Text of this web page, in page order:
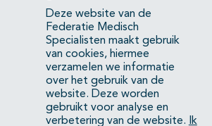
Mercatorlaan 1200
3528 BL Utrecht
(088) 505 34 34
info@richtlijnendatabase.nl
YouTubeLinkedIn
Deze website van de
Federatie Medisch
Specialisten maakt gebruik
van cookies, hiermee
verzamelen we informatie
over het gebruik van de
website. Deze worden
gebruikt voor analyse en
verbetering van de website.
Ik